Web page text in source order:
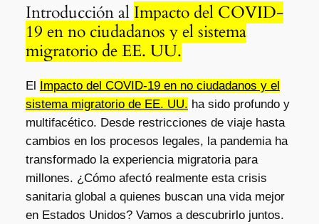
Introducción al Impacto del COVID-
19 en no ciudadanos y el sistema
migratorio de EE. UU.
El Impacto del COVID-19 en no ciudadanos y el
sistema migratorio de EE. UU. ha sido profundo y
multifacético. Desde restricciones de viaje hasta
cambios en los procesos legales, la pandemia ha
transformado la experiencia migratoria para
millones. ¿Cómo afectó realmente esta crisis
sanitaria global a quienes buscan una vida mejor
en Estados Unidos? Vamos a descubrirlo juntos.